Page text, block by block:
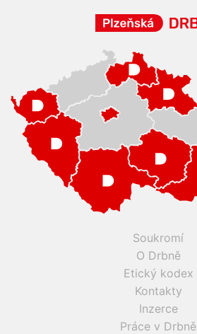
Soukromí
O Drbně
Etický kodex
Kontakty
Inzerce
Práce v Drbně